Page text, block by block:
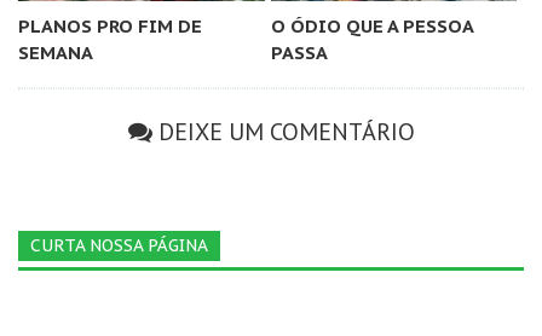
PLANOS PRO FIM DE
SEMANA
O ÓDIO QUE A PESSOA
PASSA
DEIXE UM COMENTÁRIO
CURTA NOSSA PÁGINA